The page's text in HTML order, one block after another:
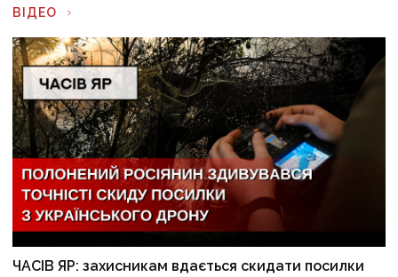
ВІДЕО
ЧАСІВ ЯР: захисникам вдається скидати посилки